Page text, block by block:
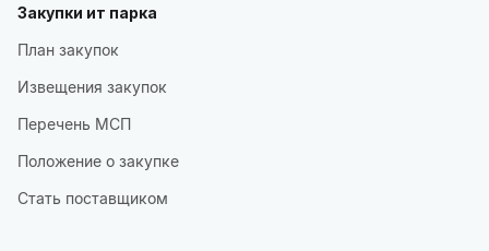
Закупки ит парка
План закупок
Извещения закупок
Перечень МСП
Положение о закупке
Стать поставщиком